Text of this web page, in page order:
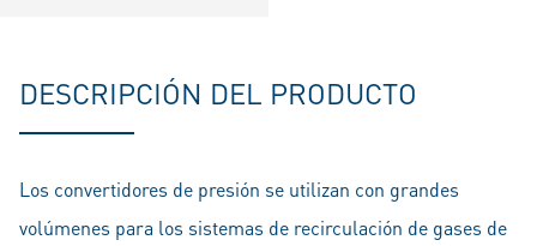
DESCRIPCIÓN DEL PRODUCTO
Los convertidores de presión se utilizan con grandes
volúmenes para los sistemas de recirculación de gases de